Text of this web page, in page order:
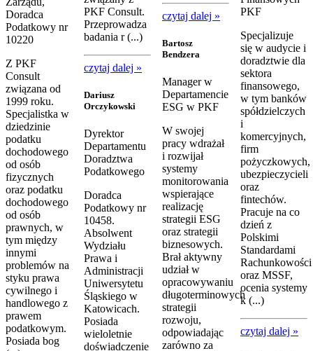
Doradca
Podatkowy nr
10220
Z PKF
Consult
związana od
1999 roku.
Specjalistka w
dziedzinie
podatku
dochodowego
od osób
fizycznych
oraz podatku
dochodowego
od osób
prawnych, w
tym między
innymi
problemów na
styku prawa
cywilnego i
handlowego z
prawem
podatkowym.
Posiada bog
PKF Consult.
Przeprowadza
badania r (...)
czytaj dalej »
Dariusz
Orczykowski
Dyrektor
Departamentu
Doradztwa
Podatkowego
Doradca
Podatkowy nr
10458.
Absolwent
Wydziału
Prawa i
Administracji
Uniwersytetu
Śląskiego w
Katowicach.
Posiada
wieloletnie
doświadczenie
czytaj dalej »
Bartosz
Bendzera
Manager w
Departamencie
ESG w PKF
W swojej
pracy wdrażał
i rozwijał
systemy
monitorowania
wspierające
realizację
strategii ESG
oraz strategii
biznesowych.
Brał aktywny
udział w
opracowywaniu
długoterminowych
strategii
rozwoju,
odpowiadając
zarówno za
PKF
Specjalizuje
się w audycie i
doradztwie dla
sektora
finansowego,
w tym banków
spółdzielczych
i
komercyjnych,
firm
pożyczkowych,
ubezpieczycieli
oraz
fintechów.
Pracuje na co
dzień z
Polskimi
Standardami
Rachunkowości
oraz MSSF,
ocenia systemy
k (...)
czytaj dalej »